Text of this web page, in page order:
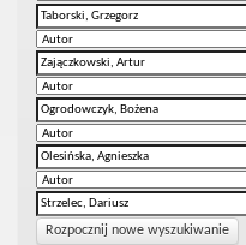
Rozpocznij nowe wyszukiwanie